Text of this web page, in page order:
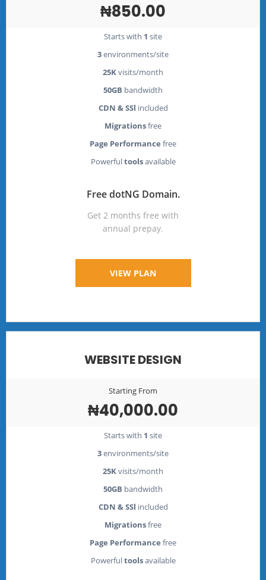
₦850.00
Starts with 1 site
3environments/site
25Kvisits/month
50GB bandwidth
CDN & SSl included
Migrationsfree
Page Performance free
Powerfultoolsavailable
Free dotNG Domain.
Get 2 months free with
annual prepay.
VIEW PLAN
WEBSITE DESIGN
Starting From
₦40,000.00
Starts with 1 site
3environments/site
25Kvisits/month
50GB bandwidth
CDN & SSl included
Migrationsfree
Page Performance free
Powerfultoolsavailable